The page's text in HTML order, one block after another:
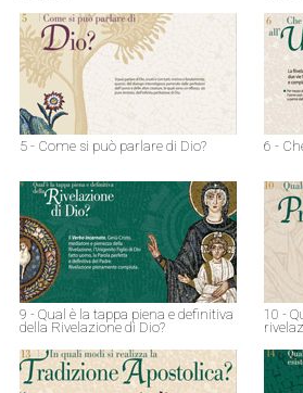
5 - Come si può parlare di Dio? 6 -
9 - Qual è la tappa piena e definitiva
della Rivelazione di Dio?
10 -